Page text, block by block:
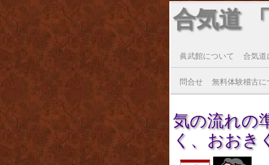
合気道
眞武館について 合気道
問合せ 無料体験稽古に
気の流れの
く、おおき